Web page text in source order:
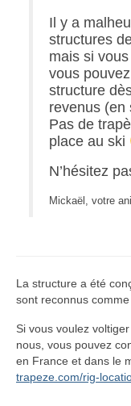
Il y a
structures
mais si
vous
structure
revenus
Pas de
place au ski
N’hésitez
Mickaël, votre
La structure a été
sont reconnus
Si vous voulez
nous, vous pouvez
en France et dans le
trapeze.com/rig-